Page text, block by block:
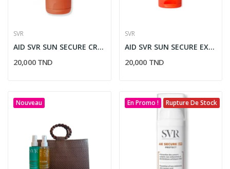
SVR
AID SVR SUN SECURE CREME SPF 50+ 50ML
20,000 TND
SVR
AID SVR SUN SECURE EXTREME SPF50+ 50ML
20,000 TND
Nouveau En Promo ! Rupture De Stock